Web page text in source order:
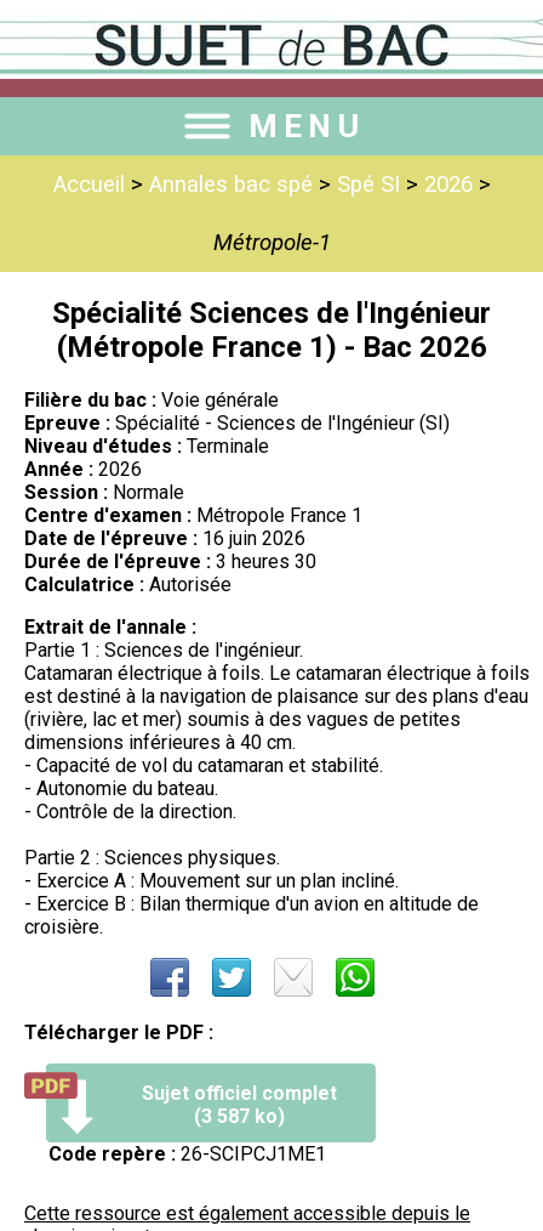
MENU
Accueil > Annales bac spé > Spé SI > 2026>
Métropole-1
Spécialité Sciences de l'Ingénieur
(Métropole France 1) - Bac 2026
Filière du bac : Voie générale
Epreuve : Spécialité - Sciences de l'Ingénieur (SI)
Niveau d'études : Terminale
Année : 2026
Session : Normale
Centre d'examen : Métropole France 1
Date de l'épreuve : 16 juin 2026
Durée de l'épreuve : 3 heures 30
Calculatrice : Autorisée
Extrait de l'annale :
Partie 1 : Sciences de l'ingénieur.
Catamaran électrique à foils. Le catamaran électrique à foils
est destiné à la navigation de plaisance sur des plans d'eau
(rivière, lac et mer) soumis à des vagues de petites
dimensions inférieures à 40 cm.
- Capacité de vol du catamaran et stabilité.
- Autonomie du bateau.
- Contrôle de la direction.
Partie 2 : Sciences physiques.
- Exercice A : Mouvement sur un plan incliné.
- Exercice B : Bilan thermique d'un avion en altitude de
croisière.
Télécharger le PDF :
Sujet officiel complet
(3 587 ko)
Code repère : 26-SCIPCJ1ME1
Cette ressource est également accessible depuis le